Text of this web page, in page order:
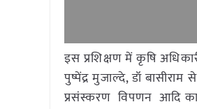
इस प्रशिक्षण में कृषि
पुष्पेंद्र मुजाल्दे, डॉ
प्रसंस्करण विपणन आदि का